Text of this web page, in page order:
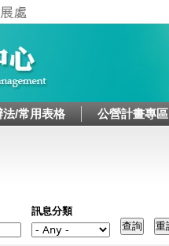
法/常用表格 公營計畫專區
訊息分類